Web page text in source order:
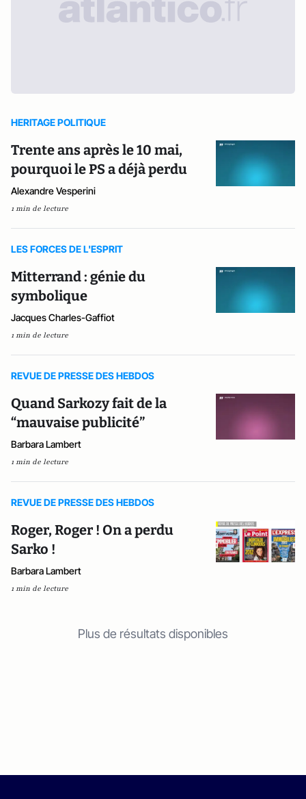
HERITAGE POLITIQUE
Trente ans après le 10 mai,
pourquoi le PS a déjà perdu
Alexandre Vesperini
1 min de lecture
LES FORCES DE L'ESPRIT
Mitterrand : génie du
symbolique
Jacques Charles-Gaffiot
1 min de lecture
REVUE DE PRESSE DES HEBDOS
Quand Sarkozy fait de la
“mauvaise publicité”
Barbara Lambert
1 min de lecture
REVUE DE PRESSE DES HEBDOS
Roger, Roger ! On a perdu
Sarko !
Barbara Lambert
1 min de lecture
Plus de résultats disponibles